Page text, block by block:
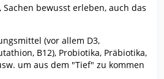
bewusst erleben, auch das
(vor allem D3,
B12), Probiotika, Präbiotika,
um aus dem "Tief" zu kommen